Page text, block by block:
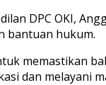
DPC OKI,
bantuan hukum.
memastikan
dan melayani